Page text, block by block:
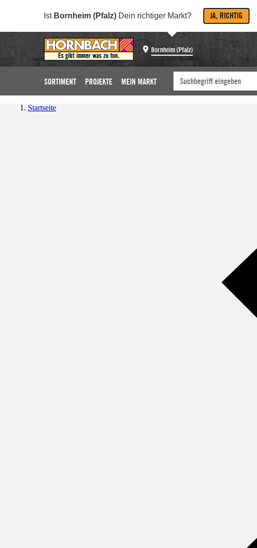
Ist Bornheim (Pfalz) Dein richtiger Markt? JA, RICHTIG
Bornheim (Pfalz)
SORTIMENT PROJEKTE MEIN MARKT
Startseite